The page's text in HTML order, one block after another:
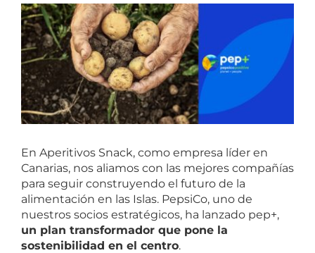
Ver
imagen
más
grande
En Aperitivos Snack, como empresa líder en
Canarias, nos aliamos con las mejores compañías
para seguir construyendo el futuro de la
alimentación en las Islas. PepsiCo, uno de
nuestros socios estratégicos, ha lanzado pep+,
un plan transformador que pone la
sostenibilidad en el centro.